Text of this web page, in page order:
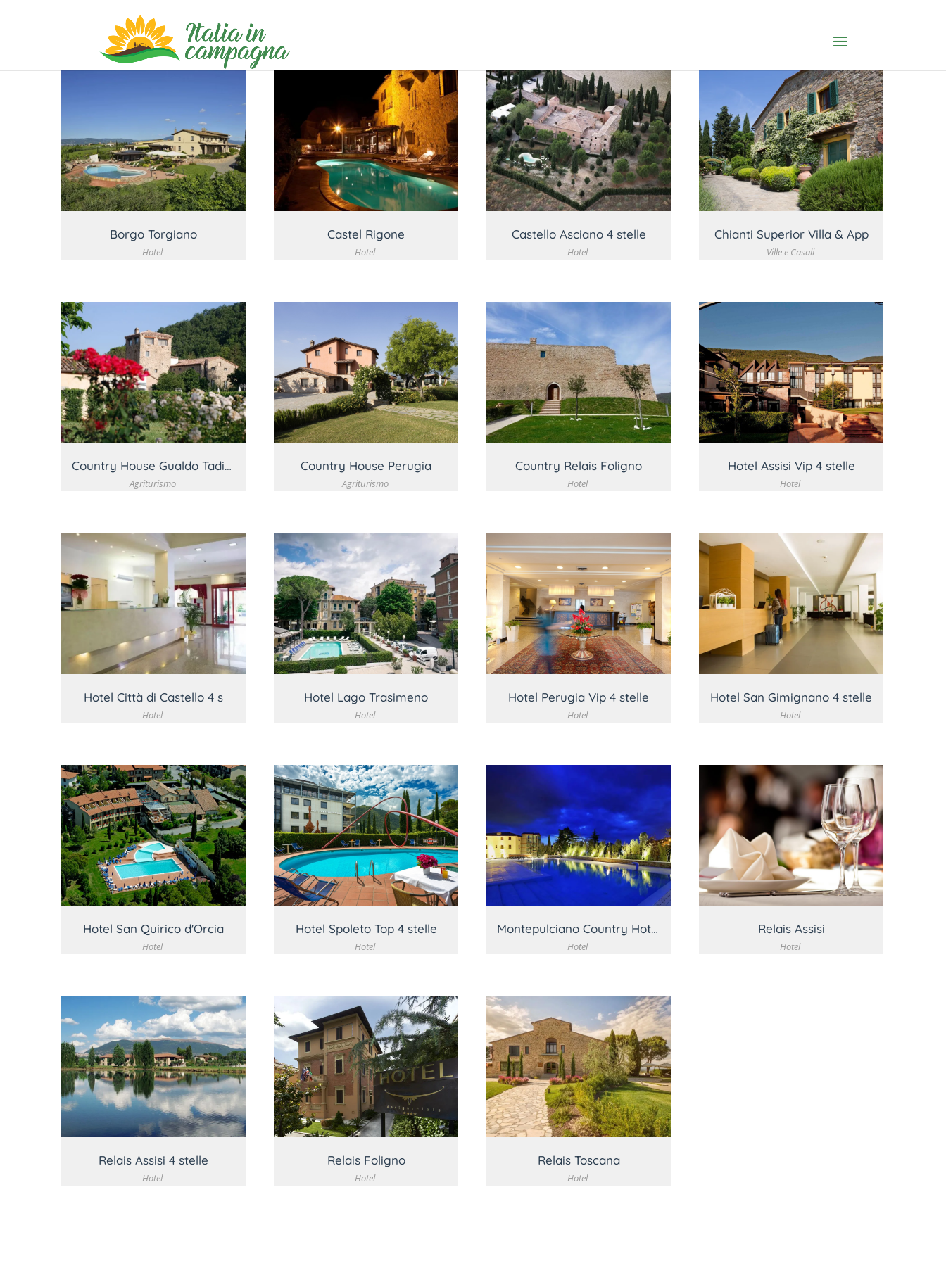
VEDI DETTAGLIO
Borgo Torgiano
Hotel
VEDI DETTAGLIO
Castel Rigone
Hotel
VEDI DETTAGLIO
Castello Asciano 4 stelle
Hotel
VEDI DETTAGLIO
Chianti Superior Villa & App
Ville e Casali
VEDI DETTAGLIO
Country House Gualdo Tadino
Agriturismo
VEDI DETTAGLIO
Country House Perugia
Agriturismo
VEDI DETTAGLIO
Country Relais Foligno
Hotel
VEDI DETTAGLIO
Hotel Assisi Vip 4 stelle
Hotel
VEDI DETTAGLIO
Hotel Città di Castello 4 s
Hotel
VEDI DETTAGLIO
Hotel Lago Trasimeno
Hotel
VEDI DETTAGLIO
Hotel Perugia Vip 4 stelle
Hotel
VEDI DETTAGLIO
Hotel San Gimignano 4 stelle
Hotel
VEDI DETTAGLIO
Hotel San Quirico d'Orcia
Hotel
VEDI DETTAGLIO
Hotel Spoleto Top 4 stelle
Hotel
VEDI DETTAGLIO
Montepulciano Country Hotel
Hotel
VEDI DETTAGLIO
Relais Assisi
Hotel
VEDI DETTAGLIO
Relais Assisi 4 stelle
Hotel
VEDI DETTAGLIO
Relais Foligno
Hotel
VEDI DETTAGLIO
Relais Toscana
Hotel